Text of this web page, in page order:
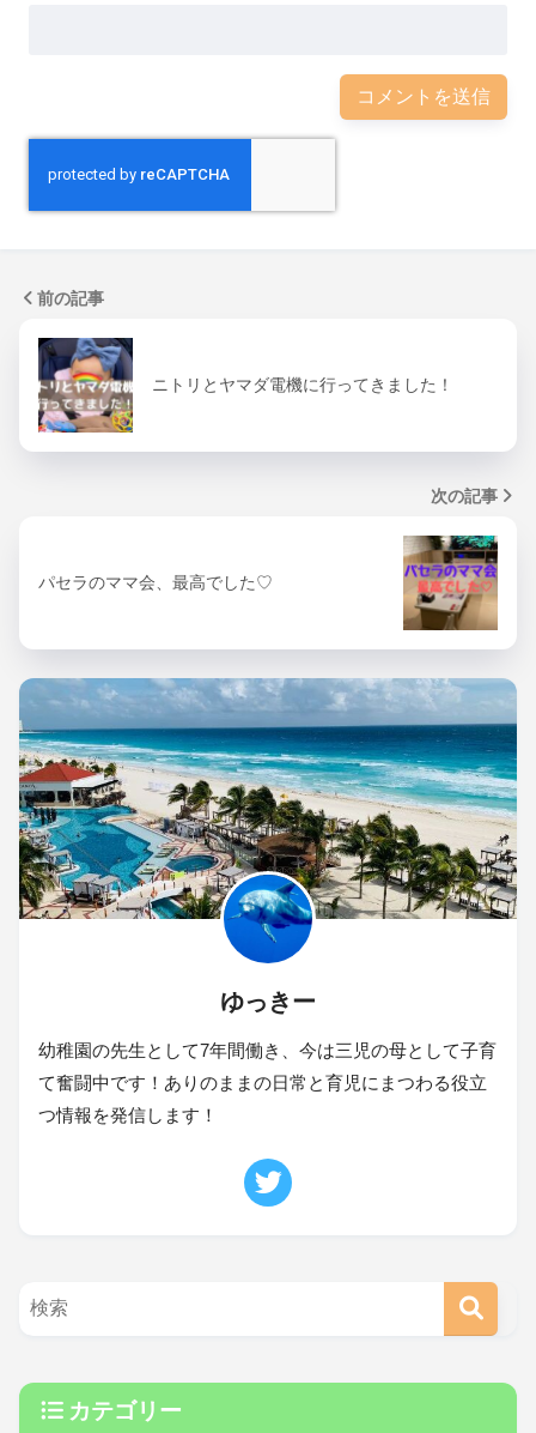
前の記事
ニトリとヤマダ電機に行ってきました！
次の記事
パセラのママ会、最高でした♡
ゆっきー
幼稚園の先生として7年間働き、今は三児の母として子育
て奮闘中です！ありのままの日常と育児にまつわる役立
つ情報を発信します！
カテゴリー